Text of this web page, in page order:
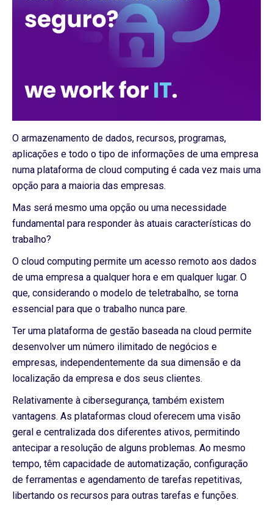
O armazenamento de dados, recursos, programas,
aplicações e todo o tipo de informações de uma empresa
numa plataforma de cloud computing é cada vez mais uma
opção para a maioria das empresas.
Mas será mesmo uma opção ou uma necessidade
fundamental para responder às atuais características do
trabalho?
O cloud computing permite um acesso remoto aos dados
de uma empresa a qualquer hora e em qualquer lugar. O
que, considerando o modelo de teletrabalho, se torna
essencial para que o trabalho nunca pare.
Ter uma plataforma de gestão baseada na cloud permite
desenvolver um número ilimitado de negócios e
empresas, independentemente da sua dimensão e da
localização da empresa e dos seus clientes.
Relativamente à cibersegurança, também existem
vantagens. As plataformas cloud oferecem uma visão
geral e centralizada dos diferentes ativos, permitindo
antecipar a resolução de alguns problemas. Ao mesmo
tempo, têm capacidade de automatização, configuração
de ferramentas e agendamento de tarefas repetitivas,
libertando os recursos para outras tarefas e funções.